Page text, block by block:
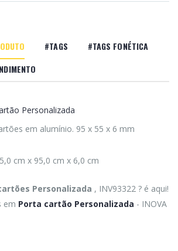
#TAGS
#TAGS FONÉTICA
Personalizada
em alumínio. 95 x 55 x 6 mm
cm x 95,0 cm x 6,0 cm
Personalizada , INV93322 ? é aqui!
em Porta cartão Personalizada - INOVA